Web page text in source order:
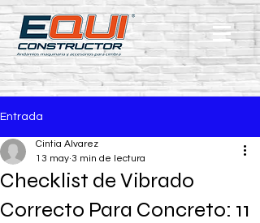
Entrada
Checklist de Vibrado
Correcto Para Concreto: 11
Cintia Alvarez
13 may 3 min de lectura